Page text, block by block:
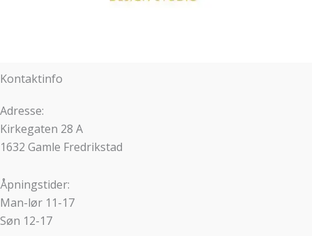
Kontaktinfo
Adresse:
Kirkegaten 28 A
1632 Gamle Fredrikstad
Åpningstider:
Man-lør 11-17
Søn 12-17